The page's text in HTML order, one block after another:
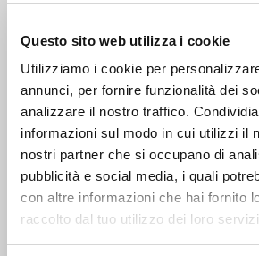
Questo sito web utilizza i cookie
Utilizziamo i cookie per
annunci, per fornire funzionalità dei
analizzare il nostro traffico.
informazioni sul modo in cui utilizzi il
nostri partner che si occupano di
pubblicità e social media, i quali
con altre informazioni che hai fornito
raccolto dal tuo utilizzo dei loro
INTRATTENIMENTO
News